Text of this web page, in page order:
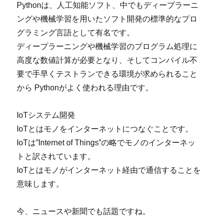
Pythonは、人工知能ソフト、中でもディープラーニ
ングや機械学習を用いたソフト開発の標準的なプロ
グラミング言語として有名です。
ディープラーニングや機械学習のプログラム処理に
高度な数値計算が必要となり、そしてコンパイル不
要で手早くテストランできる環境が求められること
から Pythonがよく使われる理由です。
IoTシステム開発
IoTとはモノをインターネットにつなぐことです。
IoTは”Internet of Things”の略でモノのインターネッ
トと訳されています。
IoTとはモノがインターネット経由で通信することを
意味します。
今、ニュースや新聞でも話題ですね。